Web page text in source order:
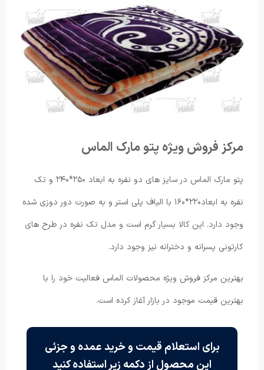
مرکز فروش ویژه پتو مارک الماس
پتو مارک الماس در سایز های دو نفره به ابعاد ۲۵۰*۲۴۰ و تک
نفره به ابعاد۲۲۰*۱۶۰ با الیاف پلی استر و به صورت دور دوزی شده
وجود دارد. این کالا بسیار گرم است و مدل تک نفره در طرح های
کارتونی پسرانه و دخترانه نیز وجود دارد.
بهترین مرکز فروش ویژه محصولات الماس فعالیت خود را با
بهترین قیمت موجود در بازار آغاز کرده است.
برای استعلام قیمت و خرید عمده و جزئی
این محصول از دکمه زیر استفاده کنید